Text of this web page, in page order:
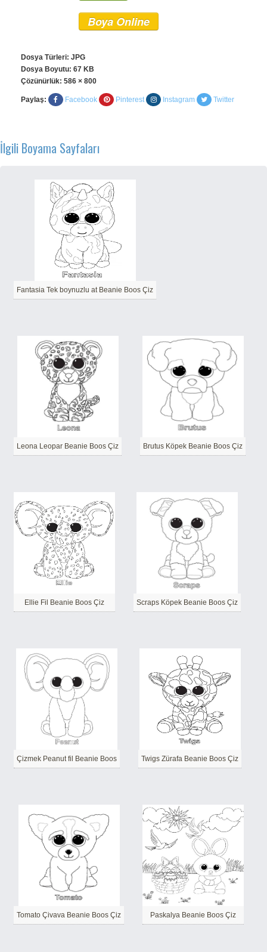
Boya Online
Dosya Türleri: JPG
Dosya Boyutu: 67 KB
Çözünürlük: 586 × 800
Paylaş: Facebook Pinterest Instagram Twitter
İlgili Boyama Sayfaları
Fantasia Tek boynuzlu at Beanie Boos Çiz
Leona Leopar Beanie Boos Çiz Brutus Köpek Beanie Boos Çiz
Ellie Fil Beanie Boos Çiz Scraps Köpek Beanie Boos Çiz
Çizmek Peanut fil Beanie Boos Twigs Zürafa Beanie Boos Çiz
Tomato Çivava Beanie Boos Çiz Paskalya Beanie Boos Çiz